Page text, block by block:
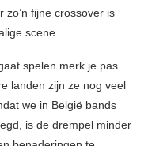
fijne crossover is
scene.
spelen merk je pas
landen zijn ze nog veel
we in België bands
is de drempel minder